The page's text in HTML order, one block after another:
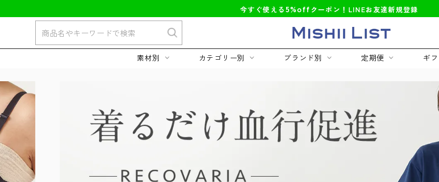
今すぐ使える 5%off クーポン！LINEお友達新規登録
素材別 カテゴリー別 ブランド別 定期便 ギ